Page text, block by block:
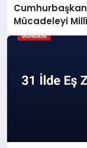
Mücadeleyi